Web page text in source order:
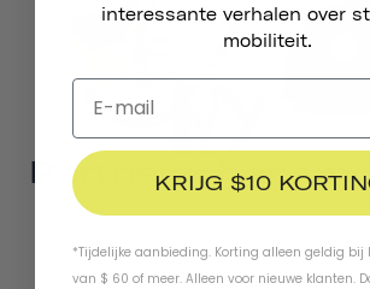
interessante verhalen over
mobiliteit.
KRIJG $10
*Tijdelijke aanbieding. Korting alleen geldig bij
van $ 60 of meer. Alleen voor nieuwe klanten.